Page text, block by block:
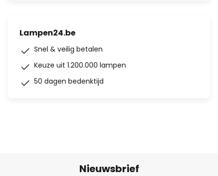
Lampen24.be
Snel & veilig betalen
Keuze uit 1.200.000 lampen
50 dagen bedenktijd
Nieuwsbrief